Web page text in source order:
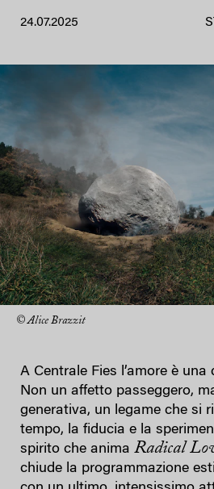
24.07.2025
© Alice Brazzit
A Centrale Fies l’amore è una
Non un affetto passeggero,
generativa, un legame che si
tempo, la fiducia e la
spirito che anima Radical
chiude la programmazione